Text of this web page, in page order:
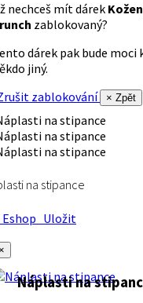
nechceš mít dárek
zablokovaný?
dárek pak bude moci
jiný.
zablokování
× Zpět
na stipance
Uložit
Náplasti na